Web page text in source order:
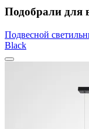
Подобрали для
Подвесной
Black